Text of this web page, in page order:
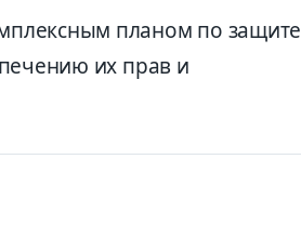
планом по защите
их прав и